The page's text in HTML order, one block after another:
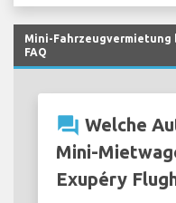
Mini-Fahrzeugvermietung
FAQ
question_answer Welche
Mini-
Exupéry